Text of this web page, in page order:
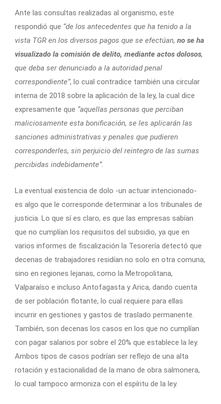
Ante las consultas realizadas al organismo, este
respondió que “de los antecedentes que ha tenido a la
vista TGR en los diversos pagos que se efectúan, no se ha
visualizado la comisión de delito, mediante actos dolosos,
que deba ser denunciado a la autoridad penal
correspondiente”, lo cual contradice también una circular
interna de 2018 sobre la aplicación de la ley, la cual dice
expresamente que “aquellas personas que perciban
maliciosamente esta bonificación, se les aplicarán las
sanciones administrativas y penales que pudieren
corresponderles, sin perjuicio del reintegro de las sumas
percibidas indebidamente”.
La eventual existencia de dolo -un actuar intencionado-
es algo que le corresponde determinar a los tribunales de
justicia. Lo que sí es claro, es que las empresas sabían
que no cumplían los requisitos del subsidio, ya que en
varios informes de fiscalización la Tesorería detectó que
decenas de trabajadores residían no solo en otra comuna,
sino en regiones lejanas, como la Metropolitana,
Valparaíso e incluso Antofagasta y Arica, dando cuenta
de ser población flotante, lo cual requiere para ellas
incurrir en gestiones y gastos de traslado permanente.
También, son decenas los casos en los que no cumplían
con pagar salarios por sobre el 20% que establece la ley.
Ambos tipos de casos podrían ser reflejo de una alta
rotación y estacionalidad de la mano de obra salmonera,
lo cual tampoco armoniza con el espíritu de la ley.